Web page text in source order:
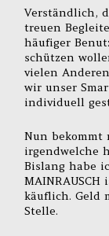
Verständlich,
treuen
häufiger
schützen
vielen
wir unser
individuell
Nun bekommt
irgendwelche
Bislang habe
käuflich. Geld
Stelle.